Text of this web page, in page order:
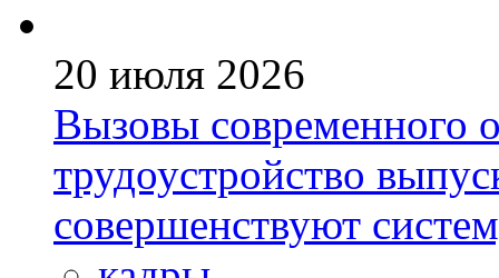
20 июля 2026
Вызовы современного
трудоустройство
совершенствуют